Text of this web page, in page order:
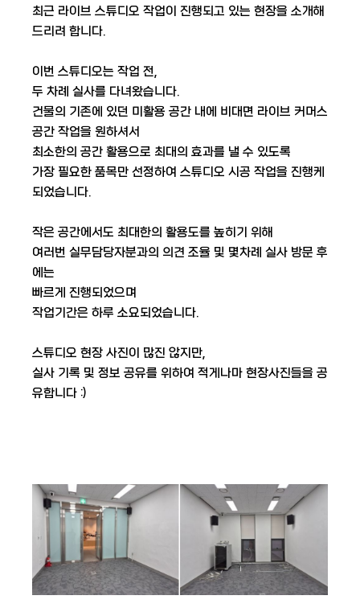
​ 최근 라이브 스튜디오 작업이 진행되고 있는 현장을 소개해
드리려 합니다.
​ 이번 스튜디오는 작업 전,
두 차례 실사를 다녀왔습니다.
건물의 기존에 있던 미활용 공간 내에 비대면 라이브 커머스
공간 작업을 원하셔서
최소한의 공간 활용으로 최대의 효과를 낼 수 있도록
가장 필요한 품목만 선정하여 스튜디오 시공 작업을 진행케
되었습니다.
​ 작은 공간에서도 최대한의 활용도를 높히기 위해
여러번 실무담당자분과의 의견 조율 및 몇차례 실사 방문 후
에는
빠르게 진행되었으며
작업기간은 하루 소요되었습니다.
​ 스튜디오 현장 사진이 많진 않지만,
실사 기록 및 정보 공유를 위하여 적게나마 현장사진들을 공
유합니다 :)